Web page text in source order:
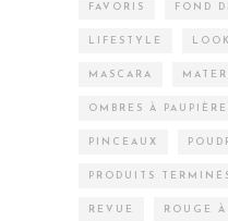
FAVORIS FOND
LIFESTYLE
MASCARA
OMBRES À
PINCEAUX
PRODUITS
REVUE ROUGE